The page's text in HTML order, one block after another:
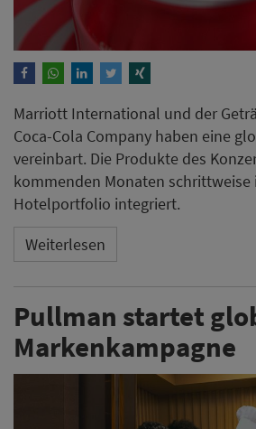
Marriott International und der
Coca-Cola Company haben eine
vereinbart. Die Produkte des
kommenden Monaten
Hotelportfolio integriert.
Weiterlesen
Pullman startet
Markenkampagne